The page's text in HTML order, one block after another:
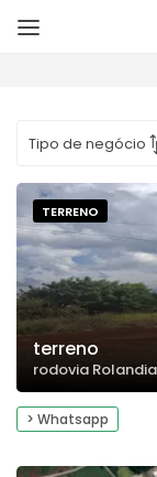
TERRENO
terreno
rodovia
> Whatsapp